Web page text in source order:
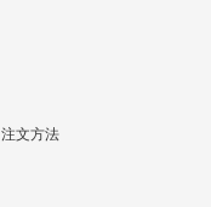
注文方法